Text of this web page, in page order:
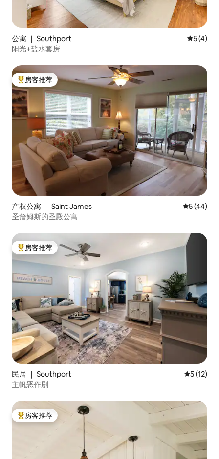
公寓 ｜ Southport 平均评分
5 (4)
阳光+盐水套房
热门「房客推荐」
房客推荐
产权公寓 ｜ Saint James 平均评分
5 (44)
圣詹姆斯的圣殿公寓
热门「房客推荐」
房客推荐
民居 ｜ Southport 平均评分
5 (12)
主帆恶作剧
热门「房客推荐」
房客推荐